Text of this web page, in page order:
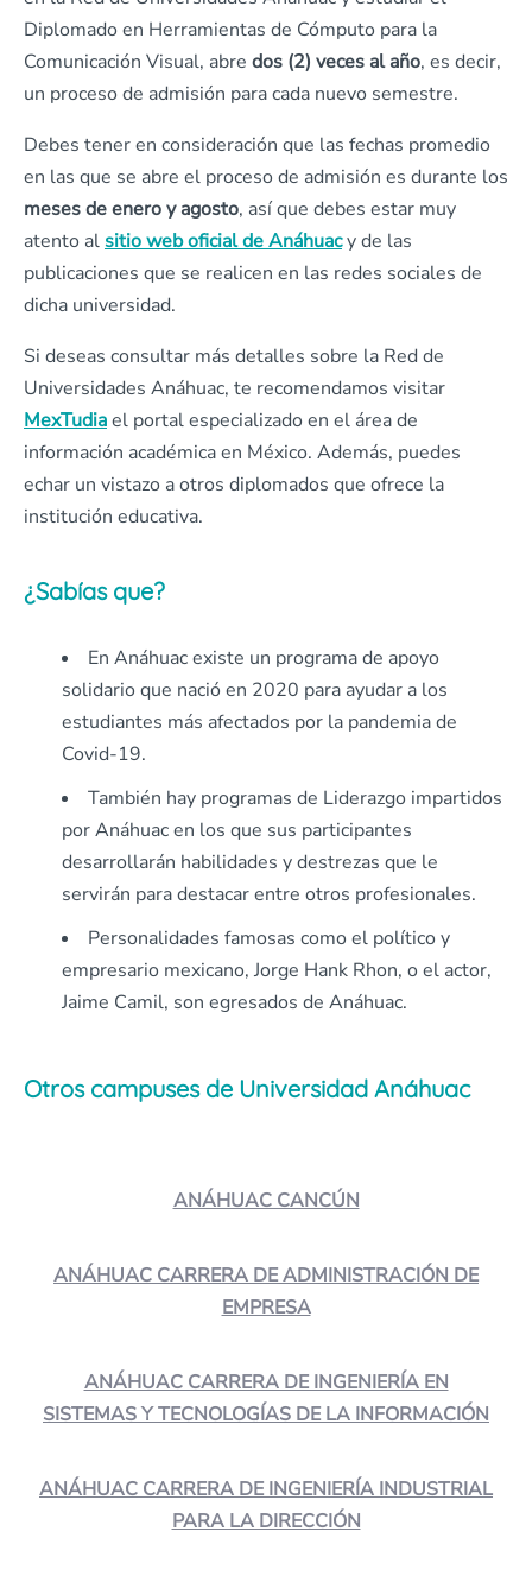
Diplomado en Herramientas de Cómputo para la
Comunicación Visual, abre dos (2) veces al año, es decir,
un proceso de admisión para cada nuevo semestre.
Debes tener en consideración que las fechas promedio
en las que se abre el proceso de admisión es durante los
meses de enero y agosto, así que debes estar muy
atento alsitio web oficial de Anáhuacy de las
publicaciones que se realicen en las redes sociales de
dicha universidad.
Si deseas consultar más detalles sobre la Red de
Universidades Anáhuac, te recomendamos visitar
MexTudiael portal especializado en el área de
información académica en México. Además, puedes
echar un vistazo a otros diplomados que ofrece la
institución educativa.
¿Sabías que?
En Anáhuac existe un programa de apoyo
solidario que nació en 2020 para ayudar a los
estudiantes más afectados por la pandemia de
Covid-19.
También hay programas de Liderazgo impartidos
por Anáhuac en los que sus participantes
desarrollarán habilidades y destrezas que le
servirán para destacar entre otros profesionales.
Personalidades famosas como el político y
empresario mexicano, Jorge Hank Rhon, o el actor,
Jaime Camil, son egresados de Anáhuac.
Otros campuses de Universidad Anáhuac
ANÁHUAC CANCÚN
ANÁHUAC CARRERA DE ADMINISTRACIÓN DE
EMPRESA
ANÁHUAC CARRERA DE INGENIERÍA EN
SISTEMAS Y TECNOLOGÍAS DE LA INFORMACIÓN
ANÁHUAC CARRERA DE INGENIERÍA INDUSTRIAL
PARA LA DIRECCIÓN